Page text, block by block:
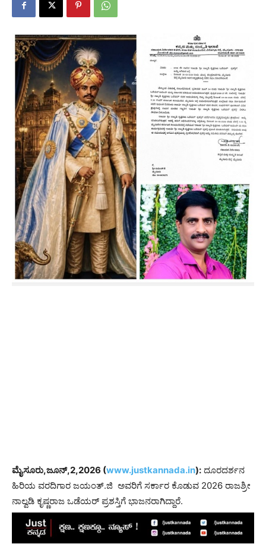
ಮೈಸೂರು,ಜೂನ್,2,2026 (www.justkannada.in): ದೂರದರ್ಶನ
ಹಿರಿಯ ವರದಿಗಾರ ಜಯಂತ್.ಜಿ ಅವರಿಗೆ ಸರ್ಕಾರ ಕೊಡುವ 2026 ರಾಜಶ್ರೀ
ನಾಲ್ವಡಿ ಕೃಷ್ಣರಾಜ ಒಡೆಯರ್ ಪ್ರಶಸ್ತಿಗೆ ಭಾಜನರಾಗಿದ್ದಾರೆ.